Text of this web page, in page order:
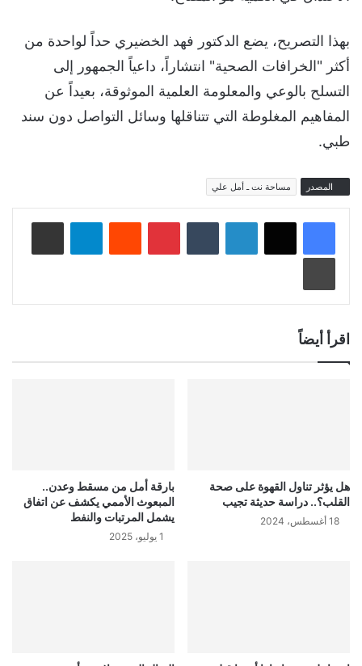
بهذا التصريح، يضع الدكتور فهد الخضيري حداً لواحدة من
أكثر "الخرافات الصحية" انتشاراً، داعياً الجمهور إلى
التسلح بالوعي والمعلومة العلمية الموثوقة، بعيداً عن
المفاهيم المغلوطة التي تتناقلها وسائل التواصل دون سند
طبي.
المصدر مساحة نت ـ أمل علي
لينكدإن بينتيريست
اقرأ أيضاً
هل يؤثر تناول القهوة على صحة
القلب؟.. دراسة حديثة تجيب
18 أغسطس، 2024
بارقة أمل من مسقط وعدن..
المبعوث الأممي يكشف عن اتفاق
يشمل المرتبات والنفط
1 يوليو، 2025